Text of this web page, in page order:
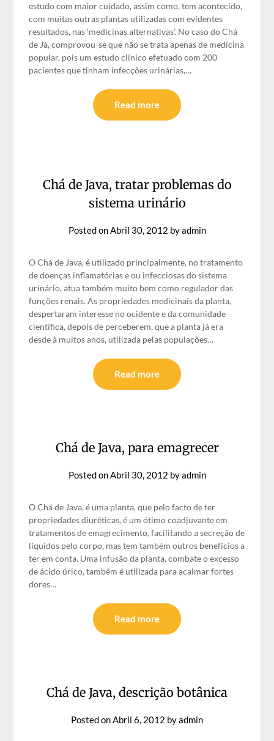
estudo com maior cuidado, assim como, tem acontecido,
com muitas outras plantas utilizadas com evidentes
resultados, nas ‘medicinas alternativas’. No caso do Chá
de Já, comprovou-se que não se trata apenas de medicina
popular, pois um estudo clínico efetuado com 200
pacientes que tinham infecções urinárias,…
Read more
Chá de Java, tratar problemas do
sistema urinário
Posted onAbril 30, 2012 byadmin
O Chá de Java, é utilizado principalmente, no tratamento
de doenças inflamatórias e ou infecciosas do sistema
urinário, atua também muito bem como regulador das
funções renais. As propriedades medicinais da planta,
despertaram interesse no ocidente e da comunidade
científica, depois de perceberem, que a planta já era
desde à muitos anos, utilizada pelas populações…
Read more
Chá de Java, para emagrecer
Posted onAbril 30, 2012 byadmin
O Chá de Java, é uma planta, que pelo facto de ter
propriedades diuréticas, é um ótimo coadjuvante em
tratamentos de emagrecimento, facilitando a secreção de
líquidos pelo corpo, mas tem também outros benefícios a
ter em conta. Uma infusão da planta, combate o excesso
de ácido úrico, também é utilizada para acalmar fortes
dores…
Read more
Chá de Java, descrição botânica
Posted onAbril 6, 2012 byadmin